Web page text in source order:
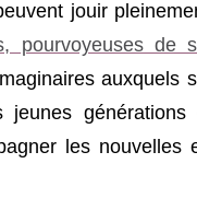
jouir
pourvoyeuses de
auxquels
les nouvelles